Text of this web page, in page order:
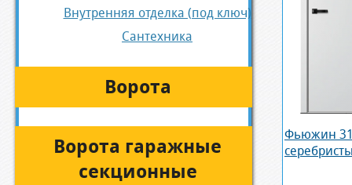
Внутренняя отделка (под ключ)
Сантехника
Ворота
Ворота гаражные
секционные
Фьюжин